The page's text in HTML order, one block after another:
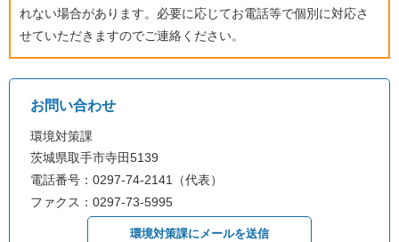
れない場合があります。必要に応じてお電話等で個別に対応さ
せていただきますのでご連絡ください。
お問い合わせ
環境対策課
茨城県取手市寺田5139
電話番号：0297-74-2141（代表）
ファクス：0297-73-5995
環境対策課にメールを送信